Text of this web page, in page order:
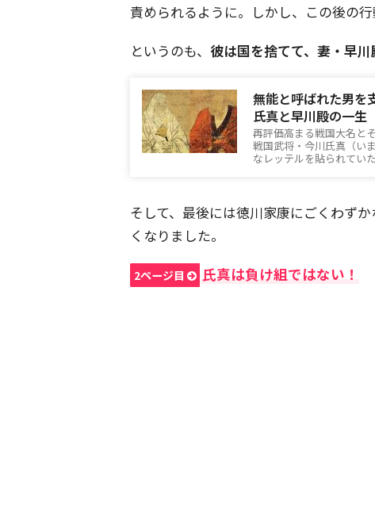
責められるように。しかし、この後の
というのも、 彼は国を捨てて、妻・早
無能と呼ばれた男を
氏真と早川殿の一生
再評価高まる戦国大名と
戦国武将・今川氏真（い
なレッテルを貼られてい
そして、最後には徳川家康にごくわず
くなりました。
2ページ目 氏真は負け組ではない！